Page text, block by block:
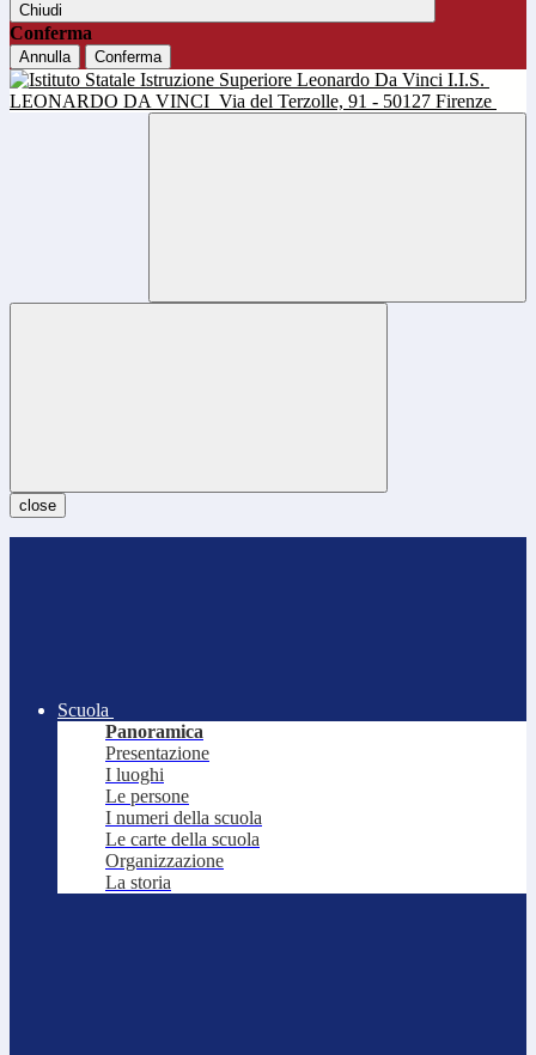
Chiudi
Conferma
Annulla Conferma
I.I.S.
LEONARDO DA VINCI Via del Terzolle, 91 - 50127 Firenze
close
Scuola
Panoramica
Presentazione
I luoghi
Le persone
I numeri della scuola
Le carte della scuola
Organizzazione
La storia